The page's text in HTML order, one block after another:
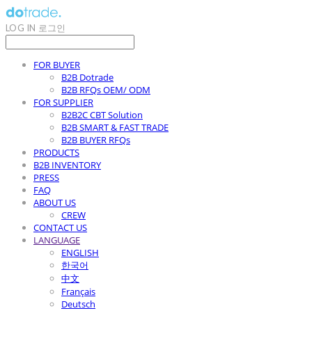
LOG IN 로그인
FOR BUYER
B2B Dotrade
B2B RFQs OEM/ ODM
FOR SUPPLIER
B2B2C CBT Solution
B2B SMART & FAST TRADE
B2B BUYER RFQs
PRODUCTS
B2B INVENTORY
PRESS
FAQ
ABOUT US
CREW
CONTACT US
LANGUAGE
ENGLISH
한국어
中文
Français
Deutsch